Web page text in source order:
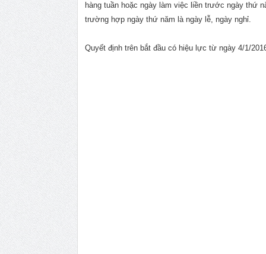
hàng tuần hoặc ngày làm việc liền trước ngày thứ
trường hợp ngày thứ năm là ngày lễ, ngày nghỉ.
Quyết định trên bắt đầu có hiệu lực từ ngày 4/1/